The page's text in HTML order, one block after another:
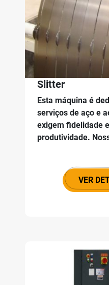
Slitter
Esta máquina é
serviços de aço e
exigem fidelidade
produtividade.
VER